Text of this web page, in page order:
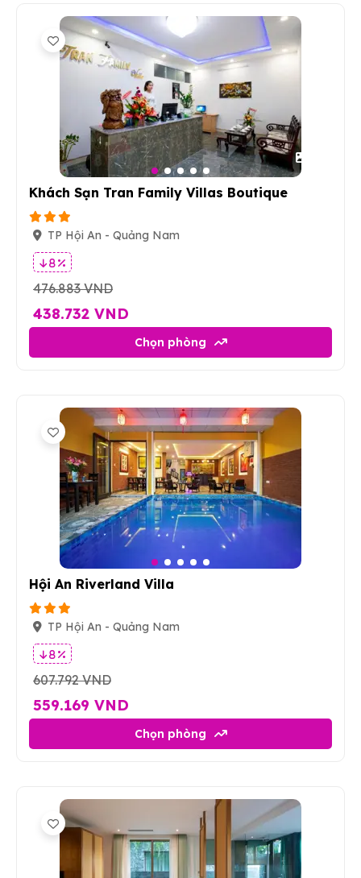
Khách Sạn Tran Family Villas Boutique
TP Hội An - Quảng Nam
8 %
476.883 VND
438.732 VND
Chọn phòng
Hội An Riverland Villa
TP Hội An - Quảng Nam
8 %
607.792 VND
559.169 VND
Chọn phòng